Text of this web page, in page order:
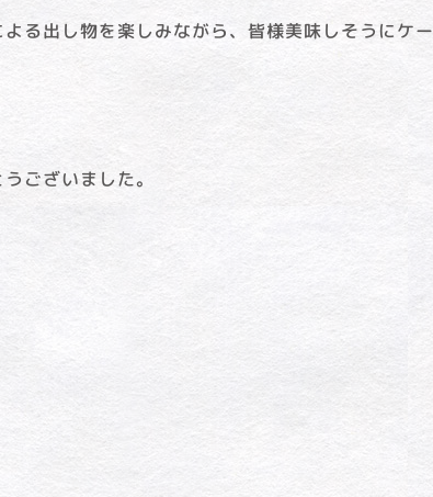
る出し物を楽しみながら、皆様美味しそうにケー
ございました。